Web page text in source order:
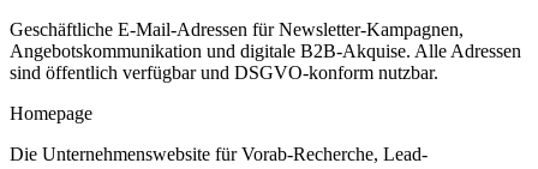
Geschäftliche E-Mail-Adressen für Newsletter-Kampagnen,
Angebotskommunikation und digitale B2B-Akquise. Alle Adressen
sind öffentlich verfügbar und DSGVO-konform nutzbar.
Homepage
Die Unternehmenswebsite für Vorab-Recherche, Lead-